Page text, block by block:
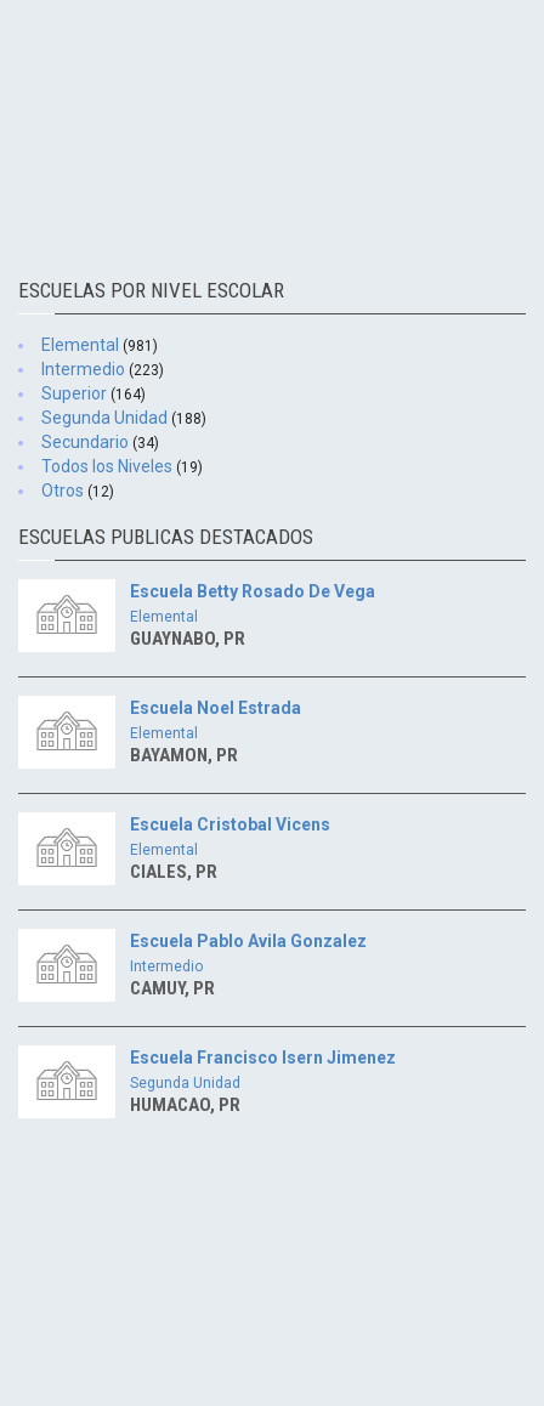
ESCUELAS POR NIVEL ESCOLAR
Elemental (981)
Intermedio (223)
Superior (164)
Segunda Unidad (188)
Secundario (34)
Todos los Niveles (19)
Otros (12)
ESCUELAS PUBLICAS DESTACADOS
Escuela Betty Rosado De Vega
Elemental
GUAYNABO, PR
Escuela Noel Estrada
Elemental
BAYAMON, PR
Escuela Cristobal Vicens
Elemental
CIALES, PR
Escuela Pablo Avila Gonzalez
Intermedio
CAMUY, PR
Escuela Francisco Isern Jimenez
Segunda Unidad
HUMACAO, PR